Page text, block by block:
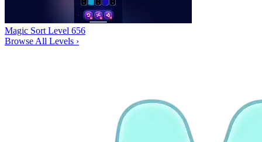
Magic Sort Level 656
Browse All Levels ›